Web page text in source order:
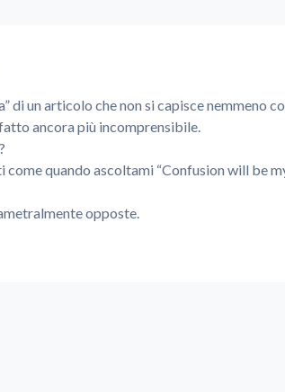
di un articolo che non si capisce nemmeno
ancora più incomprensibile.
come quando ascoltami “Confusion will be
opposte.